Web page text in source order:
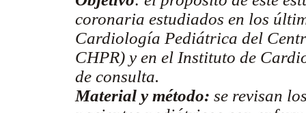
coronaria estudiados en los
Cardiología Pediátrica del
CHPR) y en el Instituto de
de consulta.
Material y método: se revisan